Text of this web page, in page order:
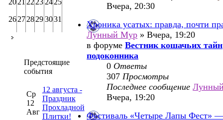
2021 22 23 2425
262728293031
Предстоящие
события
Ср
12
Авг
12 августа -
Праздник
Прохладной
Плитки!
Вчера, 20:30
Хроника усатых: правда, почти
Лунный Мур » Вчера, 19:20
в форумеВестник кошачьих тайн
подоконника
0 Ответы
307Просмотры
Последнее сообщение
Вчера, 19:20
Фестиваль «Четыре Лапы Фест» —